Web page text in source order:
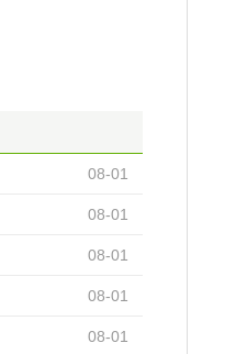
08-01
08-01
08-01
08-01
08-01